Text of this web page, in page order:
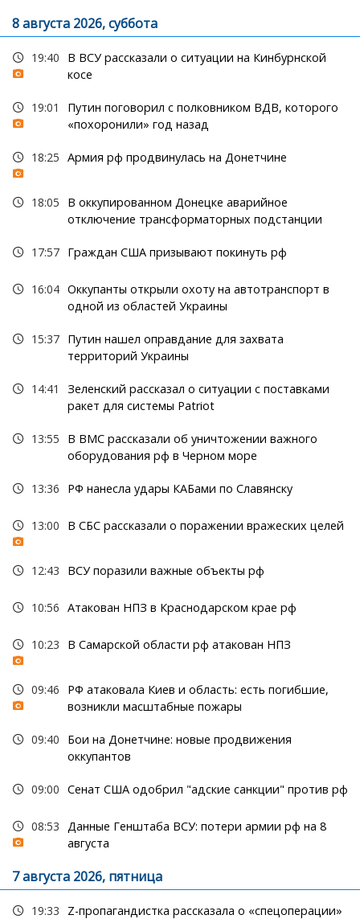
8 августа 2026, суббота
19:40
В ВСУ рассказали о ситуации на Кинбурнской
косе
19:01
Путин поговорил с полковником ВДВ, которого
«похоронили» год назад
18:25 Армия рф продвинулась на Донетчине
18:05
В оккупированном Донецке аварийное
отключение трансформаторных подстанции
17:57 Граждан США призывают покинуть рф
16:04 Оккупанты открыли охоту на автотранспорт в
одной из областей Украины
15:37 Путин нашел оправдание для захвата
территорий Украины
14:41
Зеленский рассказал о ситуации с поставками
ракет для системы Patriot
13:55
В ВМС рассказали об уничтожении важного
оборудования рф в Черном море
13:36 РФ нанесла удары КАБами по Славянску
13:00 В СБС рассказали о поражении вражеских целей
12:43 ВСУ поразили важные объекты рф
10:56 Атакован НПЗ в Краснодарском крае рф
10:23 В Самарской области рф атакован НПЗ
09:46
РФ атаковала Киев и область: есть погибшие,
возникли масштабные пожары
09:40
Бои на Донетчине: новые продвижения
оккупантов
09:00 Сенат США одобрил "адские санкции" против рф
08:53 Данные Генштаба ВСУ: потери армии рф на 8
августа
7 августа 2026, пятница
19:33 Z-пропагандистка рассказала о «спецоперации»